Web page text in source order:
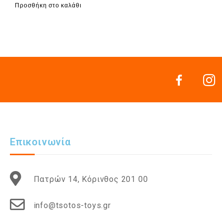
Προσθήκη στο καλάθι
Επικοινωνία
Πατρών 14, Κόρινθος 201 00
info@tsotos-toys.gr